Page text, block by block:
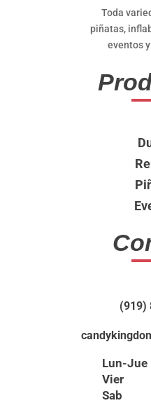
Toda
piñatas,
eventos
(919)
Lun-Jue
Vier
Sab